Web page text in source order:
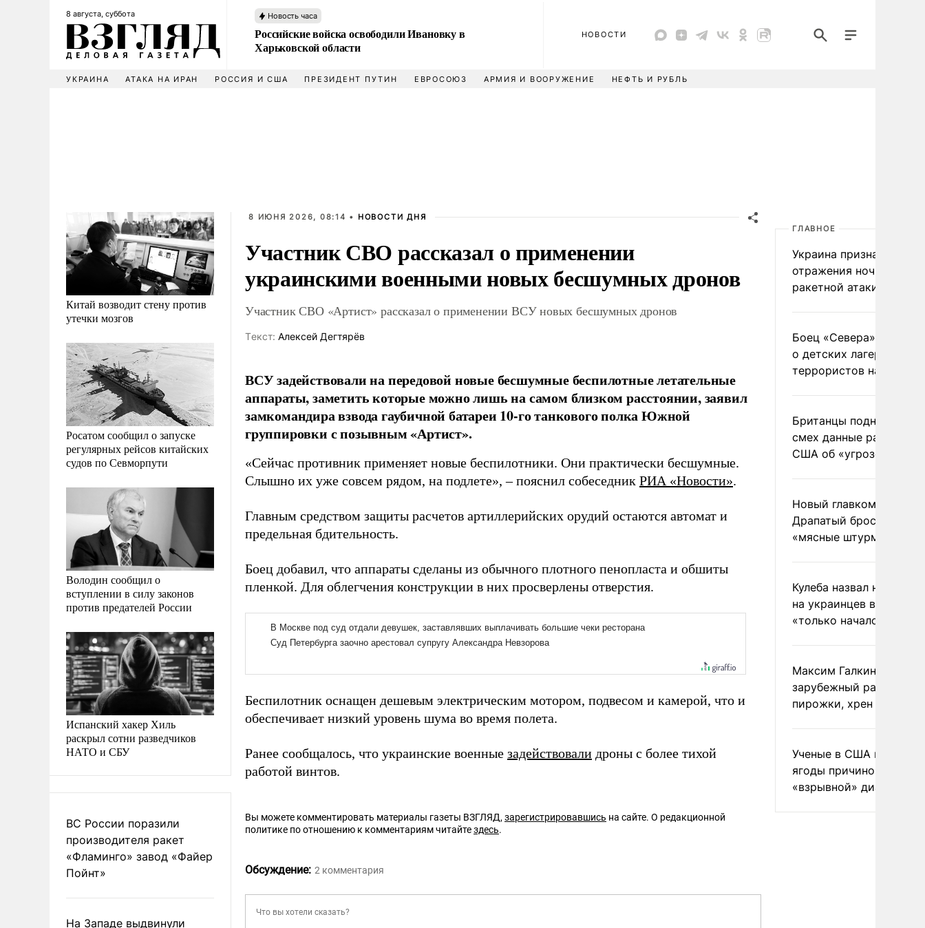
8 августа, суббота Новость часа
Российские войска освободили Ивановку в
Харьковской области
НОВОСТИ
УКРАИНА АТАКА НА ИРАН РОССИЯ И США ПРЕЗИДЕНТ ПУТИН ЕВРОСОЮЗ АРМИЯ И ВООРУЖЕНИЕ НЕФТЬ И РУБЛЬ
Китай возводит стену против
утечки мозгов
Росатом сообщил о запуске
регулярных рейсов китайских
судов по Севморпути
Володин сообщил о
вступлении в силу законов
против предателей России
Испанский хакер Хиль
раскрыл сотни разведчиков
НАТО и СБУ
ВС России поразили
производителя ракет
«Фламинго» завод «Файер
Пойнт»
На Западе выдвинули
8 ИЮНЯ 2026, 08:14 • НОВОСТИ ДНЯ
Участник СВО рассказал о применении
украинскими военными новых бесшумных дронов
Участник СВО «Артист» рассказал о применении ВСУ новых бесшумных дронов
Tекст: Алексей Дегтярёв
ВСУ задействовали на передовой новые бесшумные беспилотные летательные
аппараты, заметить которые можно лишь на самом близком расстоянии, заявил
замкомандира взвода гаубичной батареи 10-го танкового полка Южной
группировки с позывным «Артист».
«Сейчас противник применяет новые беспилотники. Они практически бесшумные.
Слышно их уже совсем рядом, на подлете», – пояснил собеседник РИА «Новости».
Главным средством защиты расчетов артиллерийских орудий остаются автомат и
предельная бдительность.
Боец добавил, что аппараты сделаны из обычного плотного пенопласта и обшиты
пленкой. Для облегчения конструкции в них просверлены отверстия.
Беспилотник оснащен дешевым электрическим мотором, подвесом и камерой, что и
обеспечивает низкий уровень шума во время полета.
Ранее сообщалось, что украинские военные задействовали дроны с более тихой
работой винтов.
Вы можете комментировать материалы газеты ВЗГЛЯД, зарегистрировавшись на сайте. О редакционной
политике по отношению к комментариям читайтездесь.
Обсуждение: 2 комментария
ГЛАВНОЕ
Украина признала
отражения ночной
ракетной атаки
Боец «Севера»
о детских лагерях
террористов на
Британцы подняли на
смех данные разведки
США об «угрозе
Новый главком ВСУ
Драпатый бросил
«мясные штурмы»
Кулеба назвал
на украинцев в Польше
«только началом»
Максим Галкин
зарубежный райдер
пирожки, хрен и морс
Ученые в США назвали
ягоды причиной
«взрывной» диареи